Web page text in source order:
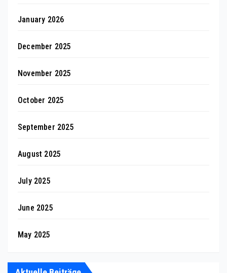
January 2026
December 2025
November 2025
October 2025
September 2025
August 2025
July 2025
June 2025
May 2025